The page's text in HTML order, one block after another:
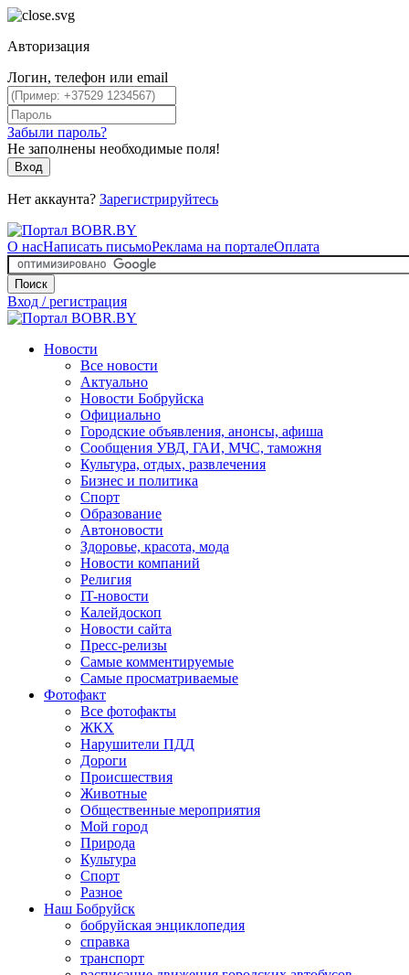
Авторизация
Логин, телефон или email
Забыли пароль?
Не заполнены необходимые поля!
Вход
Нет аккаунта? Зарегистрируйтесь
О насНаписать письмоРеклама на порталеОплата
Поиск
Вход / регистрация
Новости
Все новости
Актуально
Новости Бобруйска
Официально
Городские объявления, анонсы, афиша
Сообщения УВД, ГАИ, МЧС, таможня
Культура, отдых, развлечения
Бизнес и политика
Спорт
Образование
Автоновости
Здоровье, красота, мода
Новости компаний
Религия
IT-новости
Калейдоскоп
Новости сайта
Пресс-релизы
Самые комментируемые
Самые просматриваемые
Фотофакт
Все фотофакты
ЖКХ
Нарушители ПДД
Дороги
Происшествия
Животные
Общественные мероприятия
Мой город
Природа
Культура
Спорт
Разное
Наш Бобруйск
бобруйская энциклопедия
справка
транспорт